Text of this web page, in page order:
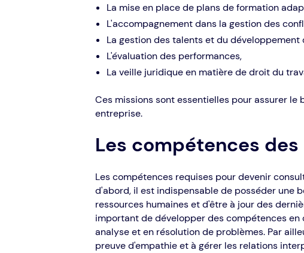
La mise en place de plans de formation
L'accompagnement dans la gestion des
La gestion des talents et du développement
L'évaluation des performances,
La veille juridique en matière de droit du
Ces missions sont essentielles pour assurer
entreprise.
Les compétences
Les compétences requises pour devenir
d'abord, il est indispensable de posséder une
ressources humaines et d'être à jour des
important de développer des compétences
analyse et en résolution de problèmes. Par
preuve d'empathie et à gérer les relations